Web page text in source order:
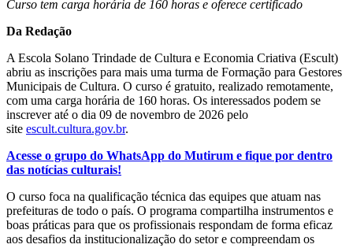
Curso tem carga horária de 160 horas e oferece certificado
Da Redação
A Escola Solano Trindade de Cultura e Economia Criativa (Escult)
abriu as inscrições para mais uma turma de Formação para Gestores
Municipais de Cultura. O curso é gratuito, realizado remotamente,
com uma carga horária de 160 horas. Os interessados podem se
inscrever até o dia 09 de novembro de 2026 pelo
site escult.cultura.gov.br.
Acesse o grupo do WhatsApp do Mutirum e fique por dentro
das notícias culturais!
O curso foca na qualificação técnica das equipes que atuam nas
prefeituras de todo o país. O programa compartilha instrumentos e
boas práticas para que os profissionais respondam de forma eficaz
aos desafios da institucionalização do setor e compreendam os